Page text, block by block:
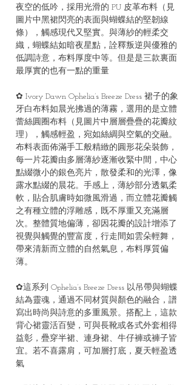
夜空的低吟，採用光滑的 PU 皮革布料（見
圖片中黑裙閃亮的表面與蝴蝶結的堅韌線
條），觸感現代又堅實。與薄紗的輕柔交
織，蝴蝶結如暗夜星點，詮釋叛逆與優雅的
低調詩意，布料厚度中等。但是是三款裏面
最厚實的也有一點的重量
✿ Ivory Dawn Ophelia’s Breeze Dress 裙子的象
牙白布料如晨光拂過的薄霧，選用的是立體
蕾絲圓圈布料（見圖片中層層疊疊的花瓣紋
理），觸感輕盈，宛如絲綢與空氣的交融。
布料表面佈滿手工般精緻的圓形花朵裝飾，
每一片花瓣由多層薄紗逐漸收緊中間，中心
點綴微小的銀色亮片，散發柔和的光澤，像
露水點綴的晨花。手感上，薄紗部分透氣柔
軟，貼合肌膚時如微風滑過，而立體花瓣觸
之有種立體的浮雕感，既不厚重又充滿層
次。整體質地偏薄，卻因花瓣的設計增添了
視覺與觸覺的豐富度，行走間如雲朵輕舞，
帶來清新而立體的自然氣息，布料厚質偏
薄。
✿這系列 Ophelia’s Breeze Dress 以吊帶與蝴蝶
結為靈魂，通過不同材質與顏色的融合，譜
寫出時尚與詩意的多重風景。搭配上，這款
背心裙靈活百變，可與長靴或各式外套相得
益彰，疊穿半裙、連身裙、牛仔褲或褲子皆
宜。若不喜露肩，可加層打底，夏天輕盈透
氣